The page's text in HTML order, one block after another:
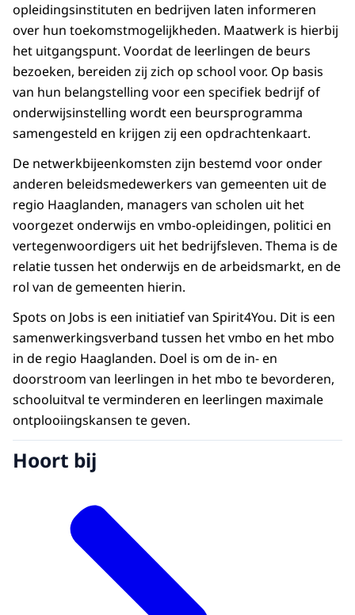
opleidingsinstituten en bedrijven laten informeren
over hun toekomstmogelijkheden. Maatwerk is hierbij
het uitgangspunt. Voordat de leerlingen de beurs
bezoeken, bereiden zij zich op school voor. Op basis
van hun belangstelling voor een specifiek bedrijf of
onderwijsinstelling wordt een beursprogramma
samengesteld en krijgen zij een opdrachtenkaart.
De netwerkbijeenkomsten zijn bestemd voor onder
anderen beleidsmedewerkers van gemeenten uit de
regio Haaglanden, managers van scholen uit het
voorgezet onderwijs en vmbo-opleidingen, politici en
vertegenwoordigers uit het bedrijfsleven. Thema is de
relatie tussen het onderwijs en de arbeidsmarkt, en de
rol van de gemeenten hierin.
Spots on Jobs is een initiatief van Spirit4You. Dit is een
samenwerkingsverband tussen het vmbo en het mbo
in de regio Haaglanden. Doel is om de in- en
doorstroom van leerlingen in het mbo te bevorderen,
schooluitval te verminderen en leerlingen maximale
ontplooiingskansen te geven.
Hoort bij